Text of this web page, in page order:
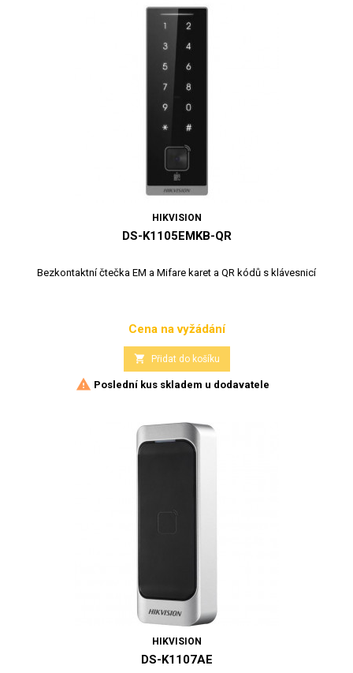
HIKVISION
DS-K1105EMKB-QR
Bezkontaktní čtečka EM a Mifare karet a QR kódů s klávesnicí
Cena
Cena na vyžádání
 Přidat do košíku
 Poslední kus skladem u dodavatele
HIKVISION
DS-K1107AE